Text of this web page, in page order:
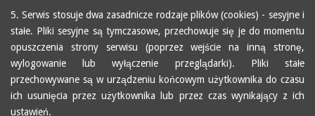
5. Serwis stosuje dwa zasadnicze rodzaje plików (cookies) - sesyjne i
stałe. Pliki sesyjne są tymczasowe, przechowuje się je do momentu
opuszczenia strony serwisu (poprzez wejście na inną stronę,
wylogowanie lub wyłączenie przeglądarki). Pliki stałe
przechowywane są w urządzeniu końcowym użytkownika do czasu
ich usunięcia przez użytkownika lub przez czas wynikający z ich
ustawień.